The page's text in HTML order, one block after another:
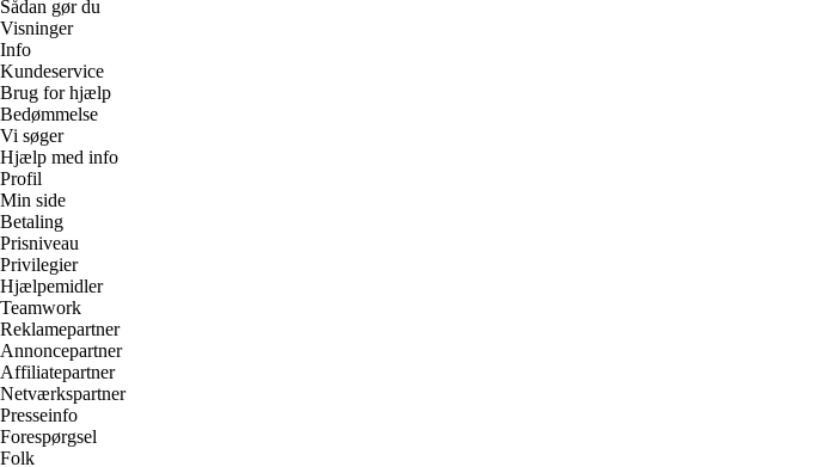
Sådan gør du
Visninger
Info
Kundeservice
Brug for hjælp
Bedømmelse
Vi søger
Hjælp med info
Profil
Min side
Betaling
Prisniveau
Privilegier
Hjælpemidler
Teamwork
Reklamepartner
Annoncepartner
Affiliatepartner
Netværkspartner
Presseinfo
Forespørgsel
Folk